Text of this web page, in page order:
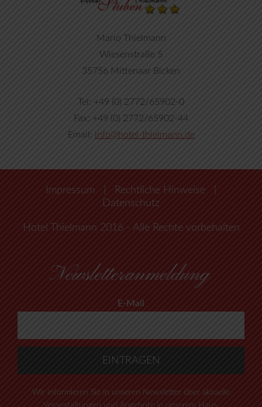
Mario Thielmann
Wiesenstraße 5
35756 Mittenaar Bicken
Tel: +49 (0) 2772/65902-0
Fax: +49 (0) 2772/65902-44
Email: info@hotel-thielmann.de
Impressum Rechtliche Hinweise
Datenschutz
Hotel Thielmann 2016 - Alle Rechte vorbehalten
Newsletteranmeldung
E-Mail
Wir informieren Sie in unseren Newsletter über aktuelle
Veranstaltungen und Angebote in unserem Haus.